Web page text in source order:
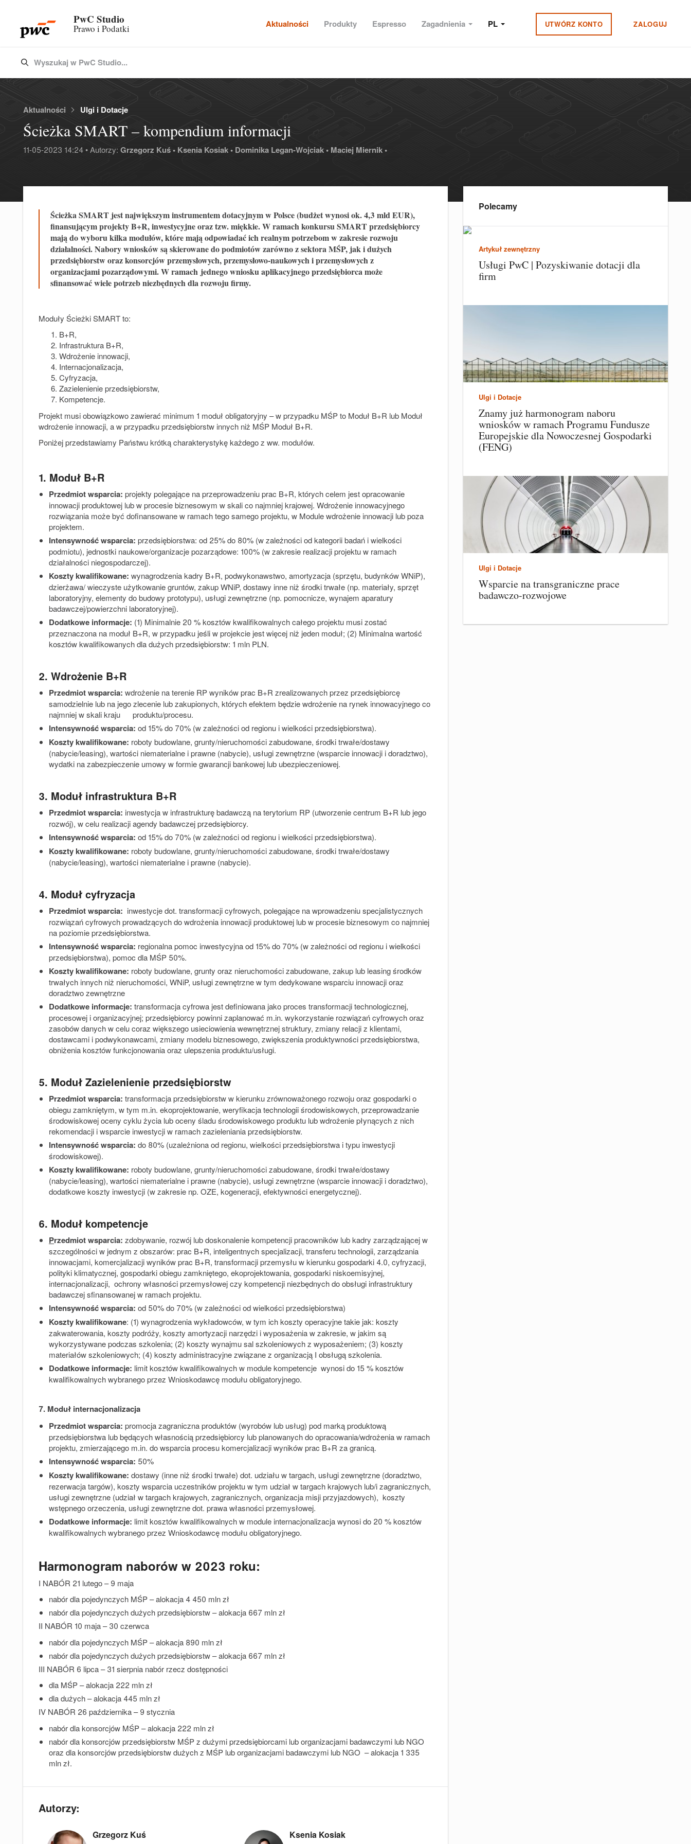
PwC Studio
Prawo i Podatki Aktualności Produkty Espresso Zagadnienia PL UTWÓRZ KONTO ZALOGUJ
Type 3 or more characters for results.
Wyszukaj w PwC Studio...
Aktualności Ulgi i Dotacje
Ścieżka SMART – kompendium informacji
11-05-2023 14:24 • Autorzy: Grzegorz Kuś • Ksenia Kosiak • Dominika Legan-Wojciak • Maciej Miernik •
Ścieżka SMART jest największym instrumentem dotacyjnym w Polsce (budżet wynosi ok. 4,3 mld EUR),
finansującym projekty B+R, inwestycyjne oraz tzw. miękkie. W ramach konkursu SMART przedsiębiorcy
mają do wyboru kilka modułów, które mają odpowiadać ich realnym potrzebom w zakresie rozwoju
działalności. Nabory wniosków są skierowane do podmiotów zarówno z sektora MŚP, jak i dużych
przedsiębiorstw oraz konsorcjów przemysłowych, przemysłowo-naukowych i przemysłowych z
organizacjami pozarządowymi. W ramach jednego wniosku aplikacyjnego przedsiębiorca może
sfinansować wiele potrzeb niezbędnych dla rozwoju firmy.
Moduły Ścieżki SMART to:
B+R,
Infrastruktura B+R,
Wdrożenie innowacji,
Internacjonalizacja,
Cyfryzacja,
Zazielenienie przedsiębiorstw,
Kompetencje.
Projekt musi obowiązkowo zawierać minimum 1 moduł obligatoryjny – w przypadku MŚP to Moduł B+R lub Moduł
wdrożenie innowacji, a w przypadku przedsiębiorstw innych niż MŚP Moduł B+R.
Poniżej przedstawiamy Państwu krótką charakterystykę każdego z ww. modułów.
1. Moduł B+R
Przedmiot wsparcia: projekty polegające na przeprowadzeniu prac B+R, których celem jest opracowanie
innowacji produktowej lub w procesie biznesowym w skali co najmniej krajowej. Wdrożenie innowacyjnego
rozwiązania może być dofinansowane w ramach tego samego projektu, w Module wdrożenie innowacji lub poza
projektem.
Intensywność wsparcia: przedsiębiorstwa: od 25% do 80% (w zależności od kategorii badań i wielkości
podmiotu), jednostki naukowe/organizacje pozarządowe: 100% (w zakresie realizacji projektu w ramach
działalności niegospodarczej).
Koszty kwalifikowane: wynagrodzenia kadry B+R, podwykonawstwo, amortyzacja (sprzętu, budynków WNiP),
dzierżawa/ wieczyste użytkowanie gruntów, zakup WNiP, dostawy inne niż środki trwałe (np. materiały, sprzęt
laboratoryjny, elementy do budowy prototypu), usługi zewnętrzne (np. pomocnicze, wynajem aparatury
badawczej/powierzchni laboratoryjnej).
Dodatkowe informacje: (1) Minimalnie 20 % kosztów kwalifikowalnych całego projektu musi zostać
przeznaczona na moduł B+R, w przypadku jeśli w projekcie jest więcej niż jeden moduł; (2) Minimalna wartość
kosztów kwalifikowanych dla dużych przedsiębiorstw: 1 mln PLN.
2. Wdrożenie B+R
Przedmiot wsparcia: wdrożenie na terenie RP wyników prac B+R zrealizowanych przez przedsiębiorcę
samodzielnie lub na jego zlecenie lub zakupionych, których efektem będzie wdrożenie na rynek innowacyjnego co
najmniej w skali kraju produktu/procesu.
Intensywność wsparcia: od 15% do 70% (w zależności od regionu i wielkości przedsiębiorstwa).
Koszty kwalifikowane: roboty budowlane, grunty/nieruchomości zabudowane, środki trwałe/dostawy
(nabycie/leasing), wartości niematerialne i prawne (nabycie), usługi zewnętrzne (wsparcie innowacji i doradztwo),
wydatki na zabezpieczenie umowy w formie gwarancji bankowej lub ubezpieczeniowej.
3. Moduł infrastruktura B+R
Przedmiot wsparcia: inwestycja w infrastrukturę badawczą na terytorium RP (utworzenie centrum B+R lub jego
rozwój), w celu realizacji agendy badawczej przedsiębiorcy.
Intensywność wsparcia: od 15% do 70% (w zależności od regionu i wielkości przedsiębiorstwa).
Koszty kwalifikowane: roboty budowlane, grunty/nieruchomości zabudowane, środki trwałe/dostawy
(nabycie/leasing), wartości niematerialne i prawne (nabycie).
4. Moduł cyfryzacja
Przedmiot wsparcia: inwestycje dot. transformacji cyfrowych, polegające na wprowadzeniu specjalistycznych
rozwiązań cyfrowych prowadzących do wdrożenia innowacji produktowej lub w procesie biznesowym co najmniej
na poziomie przedsiębiorstwa.
Intensywność wsparcia: regionalna pomoc inwestycyjna od 15% do 70% (w zależności od regionu i wielkości
przedsiębiorstwa), pomoc dla MŚP 50%.
Koszty kwalifikowane: roboty budowlane, grunty oraz nieruchomości zabudowane, zakup lub leasing środków
trwałych innych niż nieruchomości, WNiP, usługi zewnętrzne w tym dedykowane wsparciu innowacji oraz
doradztwo zewnętrzne
Dodatkowe informacje: transformacja cyfrowa jest definiowana jako proces transformacji technologicznej,
procesowej i organizacyjnej; przedsiębiorcy powinni zaplanować m.in. wykorzystanie rozwiązań cyfrowych oraz
zasobów danych w celu coraz większego usieciowienia wewnętrznej struktury, zmiany relacji z klientami,
dostawcami i podwykonawcami, zmiany modelu biznesowego, zwiększenia produktywności przedsiębiorstwa,
obniżenia kosztów funkcjonowania oraz ulepszenia produktu/usługi.
5. Moduł Zazielenienie przedsiębiorstw
Przedmiot wsparcia: transformacja przedsiębiorstw w kierunku zrównoważonego rozwoju oraz gospodarki o
obiegu zamkniętym, w tym m.in. ekoprojektowanie, weryfikacja technologii środowiskowych, przeprowadzanie
środowiskowej oceny cyklu życia lub oceny śladu środowiskowego produktu lub wdrożenie płynących z nich
rekomendacji i wsparcie inwestycji w ramach zazieleniania przedsiębiorstw.
Intensywność wsparcia: do 80% (uzależniona od regionu, wielkości przedsiębiorstwa i typu inwestycji
środowiskowej).
Koszty kwalifikowane: roboty budowlane, grunty/nieruchomości zabudowane, środki trwałe/dostawy
(nabycie/leasing), wartości niematerialne i prawne (nabycie), usługi zewnętrzne (wsparcie innowacji i doradztwo),
dodatkowe koszty inwestycji (w zakresie np. OZE, kogeneracji, efektywności energetycznej).
6. Moduł kompetencje
Przedmiot wsparcia: zdobywanie, rozwój lub doskonalenie kompetencji pracowników lub kadry zarządzającej w
szczególności w jednym z obszarów: prac B+R, inteligentnych specjalizacji, transferu technologii, zarządzania
innowacjami, komercjalizacji wyników prac B+R, transformacji przemysłu w kierunku gospodarki 4.0, cyfryzacji,
polityki klimatycznej, gospodarki obiegu zamkniętego, ekoprojektowania, gospodarki niskoemisyjnej,
internacjonalizacji, ochrony własności przemysłowej czy kompetencji niezbędnych do obsługi infrastruktury
badawczej sfinansowanej w ramach projektu.
Intensywność wsparcia: od 50% do 70% (w zależności od wielkości przedsiębiorstwa)
Koszty kwalifikowane: (1) wynagrodzenia wykładowców, w tym ich koszty operacyjne takie jak: koszty
zakwaterowania, koszty podróży, koszty amortyzacji narzędzi i wyposażenia w zakresie, w jakim są
wykorzystywane podczas szkolenia; (2) koszty wynajmu sal szkoleniowych z wyposażeniem; (3) koszty
materiałów szkoleniowych; (4) koszty administracyjne związane z organizacją I obsługą szkolenia.
Dodatkowe informacje: limit kosztów kwalifikowalnych w module kompetencje wynosi do 15 % kosztów
kwalifikowalnych wybranego przez Wnioskodawcę modułu obligatoryjnego.
7. Moduł internacjonalizacja
Przedmiot wsparcia: promocja zagraniczna produktów (wyrobów lub usług) pod marką produktową
przedsiębiorstwa lub będących własnością przedsiębiorcy lub planowanych do opracowania/wdrożenia w ramach
projektu, zmierzającego m.in. do wsparcia procesu komercjalizacji wyników prac B+R za granicą.
Intensywność wsparcia: 50%
Koszty kwalifikowane: dostawy (inne niż środki trwałe) dot. udziału w targach, usługi zewnętrzne (doradztwo,
rezerwacja targów), koszty wsparcia uczestników projektu w tym udział w targach krajowych lub/i zagranicznych,
usługi zewnętrzne (udział w targach krajowych, zagranicznych, organizacja misji przyjazdowych), koszty
wstępnego orzeczenia, usługi zewnętrzne dot. prawa własności przemysłowej.
Dodatkowe informacje: limit kosztów kwalifikowalnych w module internacjonalizacja wynosi do 20 % kosztów
kwalifikowalnych wybranego przez Wnioskodawcę modułu obligatoryjnego.
Harmonogram naborów w 2023 roku:
I NABÓR 21 lutego – 9 maja
nabór dla pojedynczych MŚP – alokacja 4 450 mln zł
nabór dla pojedynczych dużych przedsiębiorstw – alokacja 667 mln zł
II NABÓR 10 maja – 30 czerwca
nabór dla pojedynczych MŚP – alokacja 890 mln zł
nabór dla pojedynczych dużych przedsiębiorstw – alokacja 667 mln zł
III NABÓR 6 lipca – 31 sierpnia nabór rzecz dostępności
dla MŚP – alokacja 222 mln zł
dla dużych – alokacja 445 mln zł
IV NABÓR 26 października – 9 stycznia
nabór dla konsorcjów MŚP – alokacja 222 mln zł
nabór dla konsorcjów przedsiębiorstw MŚP z dużymi przedsiębiorcami lub organizacjami badawczymi lub NGO
oraz dla konsorcjów przedsiębiorstw dużych z MŚP lub organizacjami badawczymi lub NGO – alokacja 1 335
mln zł.
Autorzy:
Grzegorz Kuś Ksenia Kosiak
Polecamy
Artykuł zewnętrzny
Usługi PwC | Pozyskiwanie dotacji dla
firm
Ulgi i Dotacje
Znamy już harmonogram naboru
wniosków w ramach Programu Fundusze
Europejskie dla Nowoczesnej Gospodarki
(FENG)
Ulgi i Dotacje
Wsparcie na transgraniczne prace
badawczo-rozwojowe